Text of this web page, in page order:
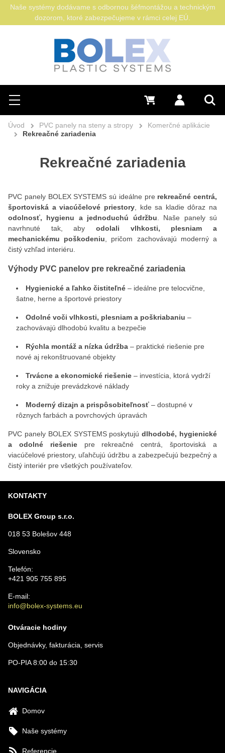
Hľadať
Menu Prihlásiť sa
0 €
Naše systémy dodávame s odbornou šéfmontážou a technickým
dozorom, ktoré zabezpečujeme v rámci celej EÚ.
Úvod PVC panely na steny a stropy
Komerčné aplikácie
Rekreačné zariadenia
Rekreačné zariadenia
PVC panely BOLEX SYSTEMS sú ideálne pre rekreačné centrá,
športoviská a viacúčelové priestory, kde sa kladie dôraz na
odolnosť, hygienu a jednoduchú údržbu . Naše panely sú
navrhnuté tak, aby odolali vlhkosti, plesniam a
mechanickému poškodeniu , pričom zachovávajú moderný a
čistý vzhľad interiéru.
Výhody PVC panelov pre rekreačné zariadenia
Hygienické a ľahko čistiteľné – ideálne pre telocvične,
šatne, herne a športové priestory
Odolné voči vlhkosti, plesniam a poškriabaniu –
zachovávajú dlhodobú kvalitu a bezpečie
Rýchla montáž a nízka údržba – praktické riešenie pre
nové aj rekonštruované objekty
Trvácne a ekonomické riešenie – investícia, ktorá vydrží
roky a znižuje prevádzkové náklady
Moderný dizajn a prispôsobiteľnosť – dostupné v
rôznych farbách a povrchových úpravách
PVC panely BOLEX SYSTEMS poskytujúdlhodobé, hygienické
a odolné riešeniepre rekreačné centrá, športoviská a
viacúčelové priestory, uľahčujú údržbu a zabezpečujú bezpečný a
čistý interiér pre všetkých používateľov.
KONTAKTY
BOLEX Group s.r.o.
018 53 Bolešov 448
Slovensko
Telefón:
+421 905 755 895
E-mail:
info@bolex-systems.eu
Otváracie hodiny
Objednávky, fakturácia, servis
PO-PIA 8:00 do 15:30
NAVIGÁCIA
Domov
Naše systémy
Referencie